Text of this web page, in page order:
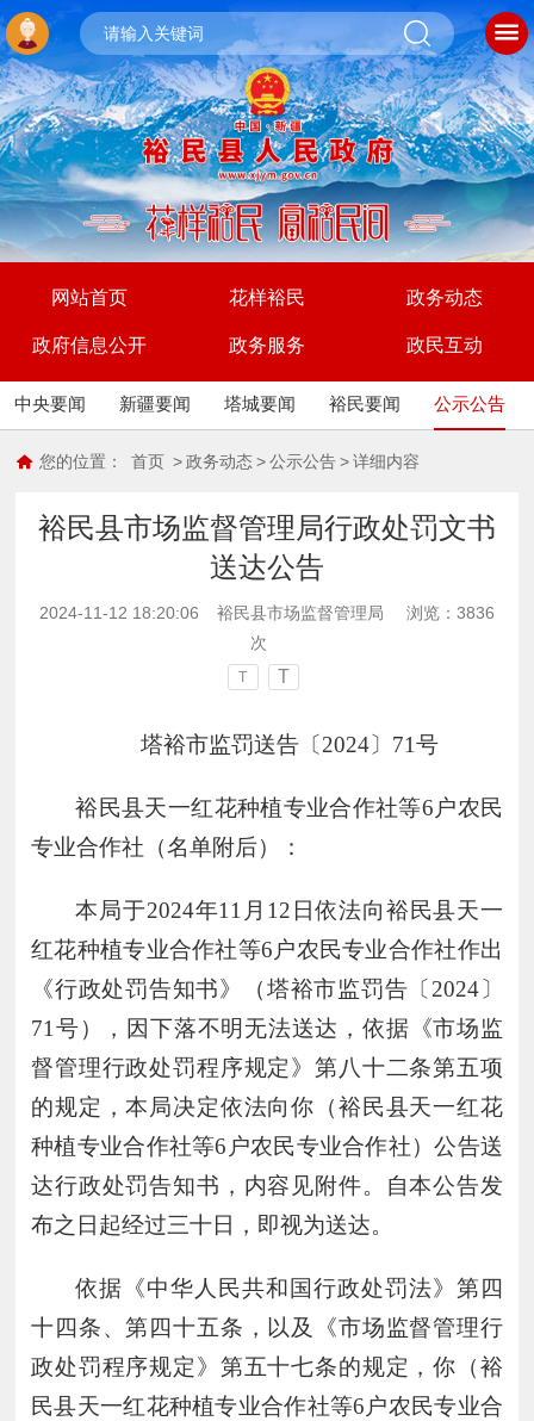
网站首页 花样裕民 政务动态
政府信息公开 政务服务 政民互动
中央要闻 新疆要闻 塔城要闻 裕民要闻 公示公告
您的位置： 首页 > 政务动态 > 公示公告 > 详细内容
裕民县市场监督管理局行政处罚文书
送达公告
2024-11-12 18:20:06 裕民县市场监督管理局 浏览： 3836
次
T T
塔裕市监罚送告〔2024〕 71号
裕民县天一红花种植专业合作社等6 户农民
专业合作社（名单附后）：
本局于2024年11月12日依法向裕民县天一
红花种植专业合作社等6 户农民专业合作社作出
《行政处罚告知书》
（塔裕市监罚告 〔2024〕
71 号）， 因下落不明无法送达，依据《市场监
督管理行政处罚程序规定》第八十二条第五项
的规定，本局决定依法向你 （裕民县天一红花
种植专业合作社等6 户农民专业合作社）公告送
达行政处罚告知书，内容见附件。自本公告发
布之日起经过三十日，即视为送达。
依据《中华人民共和国行政处罚法》第四
十四条、第四十五条，以及《市场监督管理行
政处罚程序规定》第五十七条的规定，你（裕
民县天一红花种植专业合作社等6 户农民专业合